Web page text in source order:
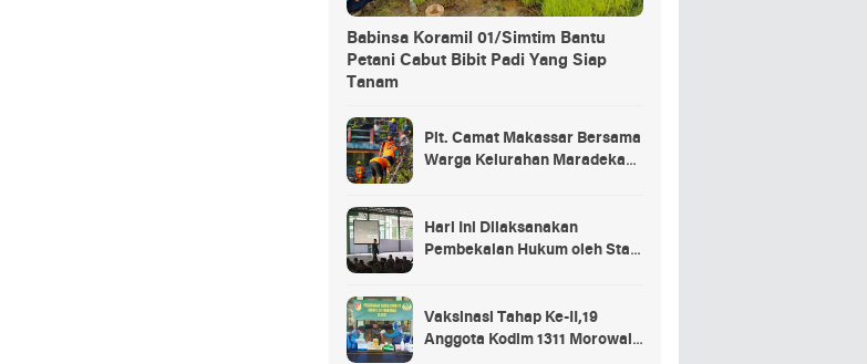
Babinsa Koramil 01/Simtim Bantu
Petani Cabut Bibit Padi Yang Siap
Tanam
Plt. Camat Makassar Bersama
Warga Kelurahan Maradekaya
Hari Ini Dilaksanakan
Pembekalan Hukum oleh Staf
Kostrad
Vaksinasi Tahap Ke-II,19
Anggota Kodim 1311 Morowali